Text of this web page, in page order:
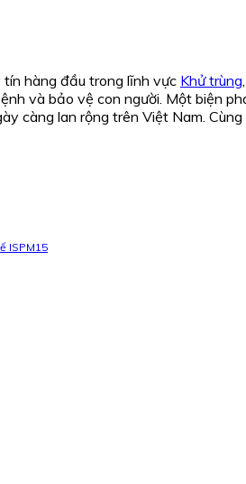
ISPM15
hàng đầu trong lĩnh vực Khử trùng
và bảo vệ con người. Một biện
càng lan rộng trên Việt Nam.